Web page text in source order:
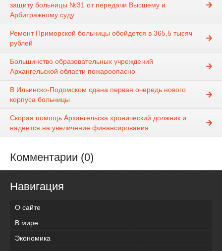
защиту больницы №31 от передачи Высшему и
Арбитражному суду
Ремонт Приморской больницы обойдется в 365,5 тысяч
рублей
Большинство образовательных учреждений
Архангельской области пожароопасно
В Ильинско-Подомском сдана первая очередь нового
корпуса больницы
Скорая помощь Архангельска хронический должник и
надеется на увеличение финансирования
Комментарии (0)
Навигация
О сайте
В мире
Экономика